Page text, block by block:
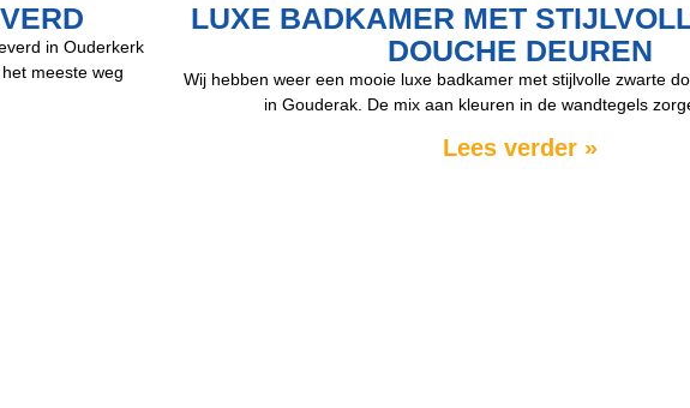
in Ouderkerk
meeste weg
LUXE BADKAMER MET
DOUCHE DEUREN
Wij hebben weer een mooie luxe badkamer met stijlvolle zwarte
in Gouderak. De mix aan kleuren in de wandtegels
Lees verder »